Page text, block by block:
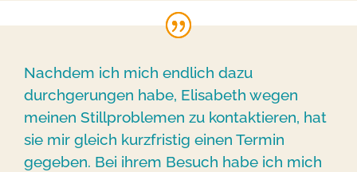
Nachdem ich mich endlich dazu
durchgerungen habe, Elisabeth wegen
meinen Stillproblemen zu kontaktieren, hat
sie mir gleich kurzfristig einen Termin
gegeben. Bei ihrem Besuch habe ich mich